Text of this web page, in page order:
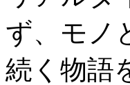
ず、モノ
続く物語